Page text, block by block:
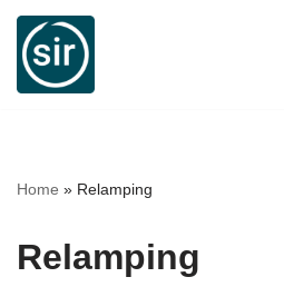
Vai
al
Home » Relamping
Relamping